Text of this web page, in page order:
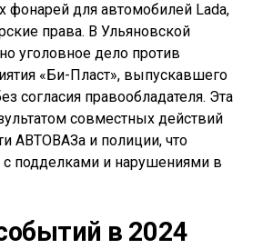
фонарей для автомобилей Lada,
права. В Ульяновской
уголовное дело против
«Би-Пласт», выпускавшего
согласия правообладателя. Эта
совместных действий
АВТОВАЗа и полиции, что
с подделками и нарушениями в
в 2024